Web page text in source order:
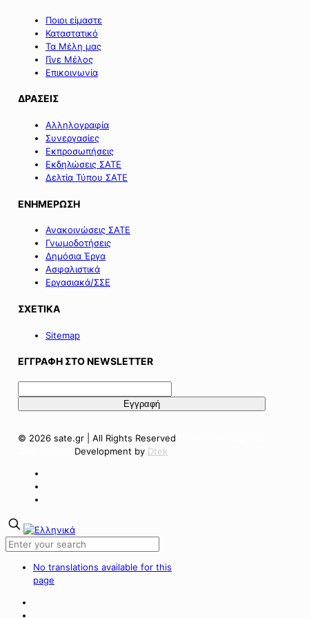
Ποιοι είμαστε
Καταστατικό
Τα Μέλη μας
Γίνε Μέλος
Επικοινωνία
ΔΡΑΣΕΙΣ
Αλληλογραφία
Συνεργασίες
Εκπροσωπήσεις
Εκδηλώσεις ΣΑΤΕ
Δελτία Τύπου ΣΑΤΕ
ΕΝΗΜΕΡΩΣΗ
Ανακοινώσεις ΣΑΤΕ
Γνωμοδοτήσεις
Δημόσια Έργα
Ασφαλιστικά
Εργασιακά/ΣΣΕ
ΣΧΕΤΙΚΑ
Sitemap
ΕΓΓΡΑΦΗ ΣΤΟ NEWSLETTER
© 2026 sate.gr | All Rights Reserved
Development by Dtek
No translations available for this
page